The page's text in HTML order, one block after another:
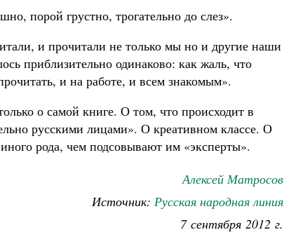
порой грустно, трогательно до слез».
и прочитали не только мы но и другие наши
приблизительно одинаково: как жаль, что
и на работе, и всем знакомым».
о самой книге. О том, что происходит в
русскими лицами». О креативном классе. О
рода, чем подсовывают им «эксперты».
Алексей Матросов
Источник: Русская народная линия
7 сентября 2012 г.